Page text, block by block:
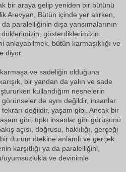
bir araya gelip yeniden bir bütünü
Arevyan, Bütün içinde yer alırken,
paralelliğinin dışa yansımalarının
gösterdiklerimizin
bütün karmaşıklığı ve
diyor.
ve sadeliğin olduğuna
bir yandan da yalın ve sade
kullandığım nesnelerin
de aynı değildir, insanlar
değildir, yaşam gibi. Ancak bir
gibi, tıpkı insanlar gibi görüşünü
açısı, doğrusu, haklılığı, gerçeği
durum ötekine anlamlı ve gerçek
karşıtlığı ya da paralelliğini,
uyumsuzlukla ve devinimle